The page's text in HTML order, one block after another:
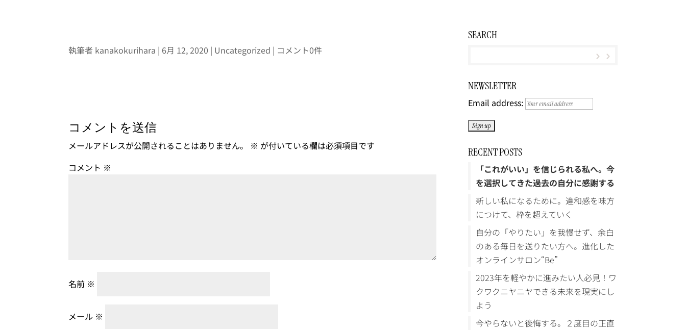
執筆者 kanakokurihara 6月 12, 2020 Uncategorized コメント0件
コメントを送信
メールアドレスが公開されることはありません。 ※ が付いている欄は必須項目です
コメント ※
名前 ※
メール ※
SEARCH
NEWSLETTER
Email address:
RECENT POSTS
「これがいい」を信じられる私へ。今
を選択してきた過去の自分に感謝する
新しい私になるために。違和感を味方
につけて、枠を超えていく
自分の「やりたい」を我慢せず、余白
のある毎日を送りたい方へ。進化した
オンラインサロン“Be”
2023年を軽やかに進みたい人必見！ワ
クワクニヤニヤできる未来を現実にし
よう
今やらないと後悔する。２度目の正直